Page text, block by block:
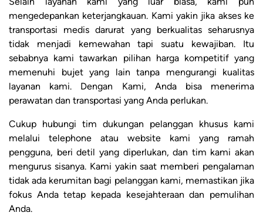
mengedepankan keterjangkauan. Kami yakin jika akses ke
transportasi medis darurat yang berkualitas seharusnya
tidak menjadi kemewahan tapi suatu kewajiban. Itu
sebabnya kami tawarkan pilihan harga kompetitif yang
memenuhi bujet yang lain tanpa mengurangi kualitas
layanan kami. Dengan Kami, Anda bisa menerima
perawatan dan transportasi yang Anda perlukan.
Cukup hubungi tim dukungan pelanggan khusus kami
melalui telephone atau website kami yang ramah
pengguna, beri detil yang diperlukan, dan tim kami akan
mengurus sisanya. Kami yakin saat memberi pengalaman
tidak ada kerumitan bagi pelanggan kami, memastikan jika
fokus Anda tetap kepada kesejahteraan dan pemulihan
Anda.